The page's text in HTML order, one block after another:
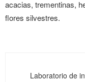
acacias, trementinas,
flores silvestres.
Laboratorio de